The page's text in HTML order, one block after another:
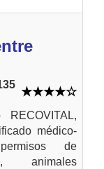
médico-
de
animales